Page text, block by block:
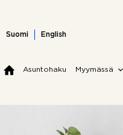
content
Suomi English
Asuntohaku Myymässä